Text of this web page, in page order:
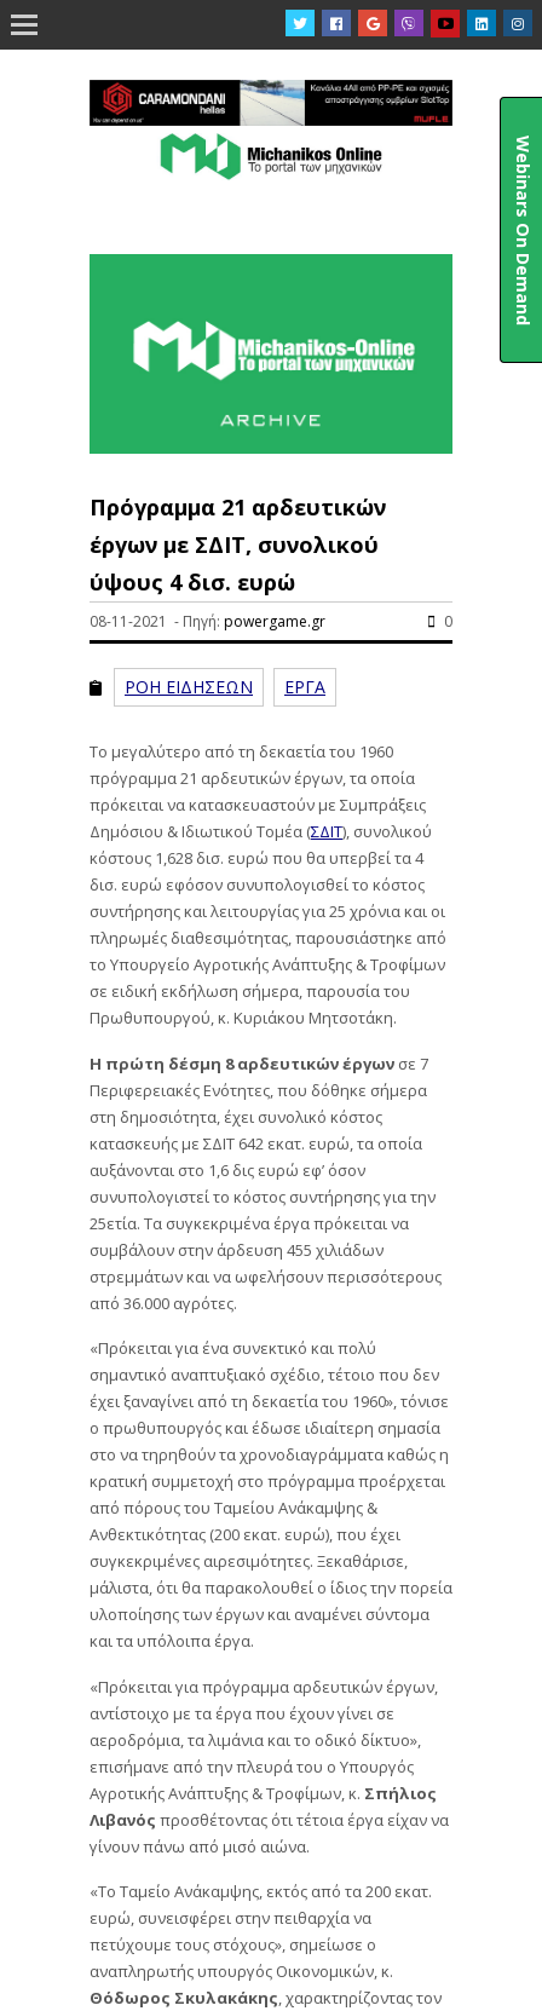

Πρόγραμμα 21 αρδευτικών
έργων με ΣΔΙΤ, συνολικού
ύψους 4 δισ. ευρώ
08-11-2021 - Πηγή: powergame.gr 0
ΡΟΗ ΕΙΔΗΣΕΩΝ ΕΡΓΑ
Το μεγαλύτερο από τη δεκαετία του 1960
πρόγραμμα 21 αρδευτικών έργων, τα οποία
πρόκειται να κατασκευαστούν με Συμπράξεις
Δημόσιου & Ιδιωτικού Τομέα (ΣΔΙΤ), συνολικού
κόστους 1,628 δισ. ευρώ που θα υπερβεί τα 4
δισ. ευρώ εφόσον συνυπολογισθεί το κόστος
συντήρησης και λειτουργίας για 25 χρόνια και οι
πληρωμές διαθεσιμότητας, παρουσιάστηκε από
το Υπουργείο Αγροτικής Ανάπτυξης & Τροφίμων
σε ειδική εκδήλωση σήμερα, παρουσία του
Πρωθυπουργού, κ. Κυριάκου Μητσοτάκη.
Η πρώτη δέσμη 8 αρδευτικών έργων σε 7
Περιφερειακές Ενότητες, που δόθηκε σήμερα
στη δημοσιότητα, έχει συνολικό κόστος
κατασκευής με ΣΔΙΤ 642 εκατ. ευρώ, τα οποία
αυξάνονται στο 1,6 δις ευρώ εφ’ όσον
συνυπολογιστεί το κόστος συντήρησης για την
25ετία. Τα συγκεκριμένα έργα πρόκειται να
συμβάλουν στην άρδευση 455 χιλιάδων
στρεμμάτων και να ωφελήσουν περισσότερους
από 36.000 αγρότες.
«Πρόκειται για ένα συνεκτικό και πολύ
σημαντικό αναπτυξιακό σχέδιο, τέτοιο που δεν
έχει ξαναγίνει από τη δεκαετία του 1960», τόνισε
ο πρωθυπουργός και έδωσε ιδιαίτερη σημασία
στο να τηρηθούν τα χρονοδιαγράμματα καθώς η
κρατική συμμετοχή στο πρόγραμμα προέρχεται
από πόρους του Ταμείου Ανάκαμψης &
Ανθεκτικότητας (200 εκατ. ευρώ), που έχει
συγκεκριμένες αιρεσιμότητες. Ξεκαθάρισε,
μάλιστα, ότι θα παρακολουθεί ο ίδιος την πορεία
υλοποίησης των έργων και αναμένει σύντομα
και τα υπόλοιπα έργα.
«Πρόκειται για πρόγραμμα αρδευτικών έργων,
αντίστοιχο με τα έργα που έχουν γίνει σε
αεροδρόμια, τα λιμάνια και το οδικό δίκτυο»,
επισήμανε από την πλευρά του ο Υπουργός
Αγροτικής Ανάπτυξης & Τροφίμων, κ. Σπήλιος
Λιβανός προσθέτοντας ότι τέτοια έργα είχαν να
γίνουν πάνω από μισό αιώνα.
«Το Ταμείο Ανάκαμψης, εκτός από τα 200 εκατ.
ευρώ, συνεισφέρει στην πειθαρχία να
πετύχουμε τους στόχους», σημείωσε ο
αναπληρωτής υπουργός Οικονομικών, κ.
Θόδωρος Σκυλακάκης, χαρακτηρίζοντας τον
Webinars On Demand